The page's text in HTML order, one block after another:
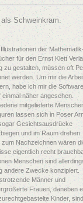
Schweinkram.
der
für den Ernst Klett
zu gestalten, müssen oft
werden. Um mir die
habe ich mir die Software
einmal näher angesehen.
mitgelieferte
lassen sich in Poser
Gesichtsausdrücke
und im Raum drehen.
zum Nachzeichnen wären
eigentlich recht
Menschen sind
andere Zwecke konzipiert.
Männer und
Frauen, daneben
Kinder,